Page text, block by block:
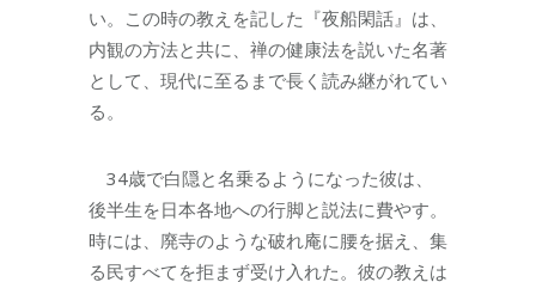
い。この時の教えを記した『夜船閑話』は、
内観の方法と共に、禅の健康法を説いた名著
として、現代に至るまで長く読み継がれてい
る。
34歳で白隠と名乗るようになった彼は、
後半生を日本各地への行脚と説法に費やす。
時には、廃寺のような破れ庵に腰を据え、集
る民すべてを拒まず受け入れた。彼の教えは